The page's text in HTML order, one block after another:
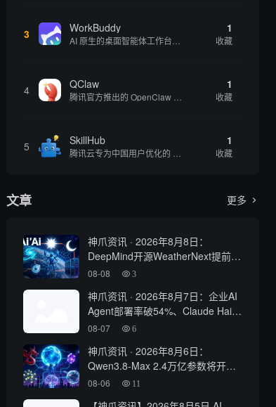
3 WorkBuddy 1
收藏
4 QClaw 1
收藏
5 SkillHub 1
收藏
文章 更多 
神爪资讯 · 2026年8月8日：
DeepMind开源WeatherNext提前5
天预警五级飓风、OpenAI最大新模
08-08 3
神爪资讯 · 2026年8月7日：企业AI
Agent部署率破54%、Claude Haiku
4.5性能比肩GPT-5
08-07 6
神爪资讯 · 2026年8月6日：
Qwen3.8-Max 2.4万亿参数将开
源、Kimi K3 权重开放、Gemma 4
08-06 11